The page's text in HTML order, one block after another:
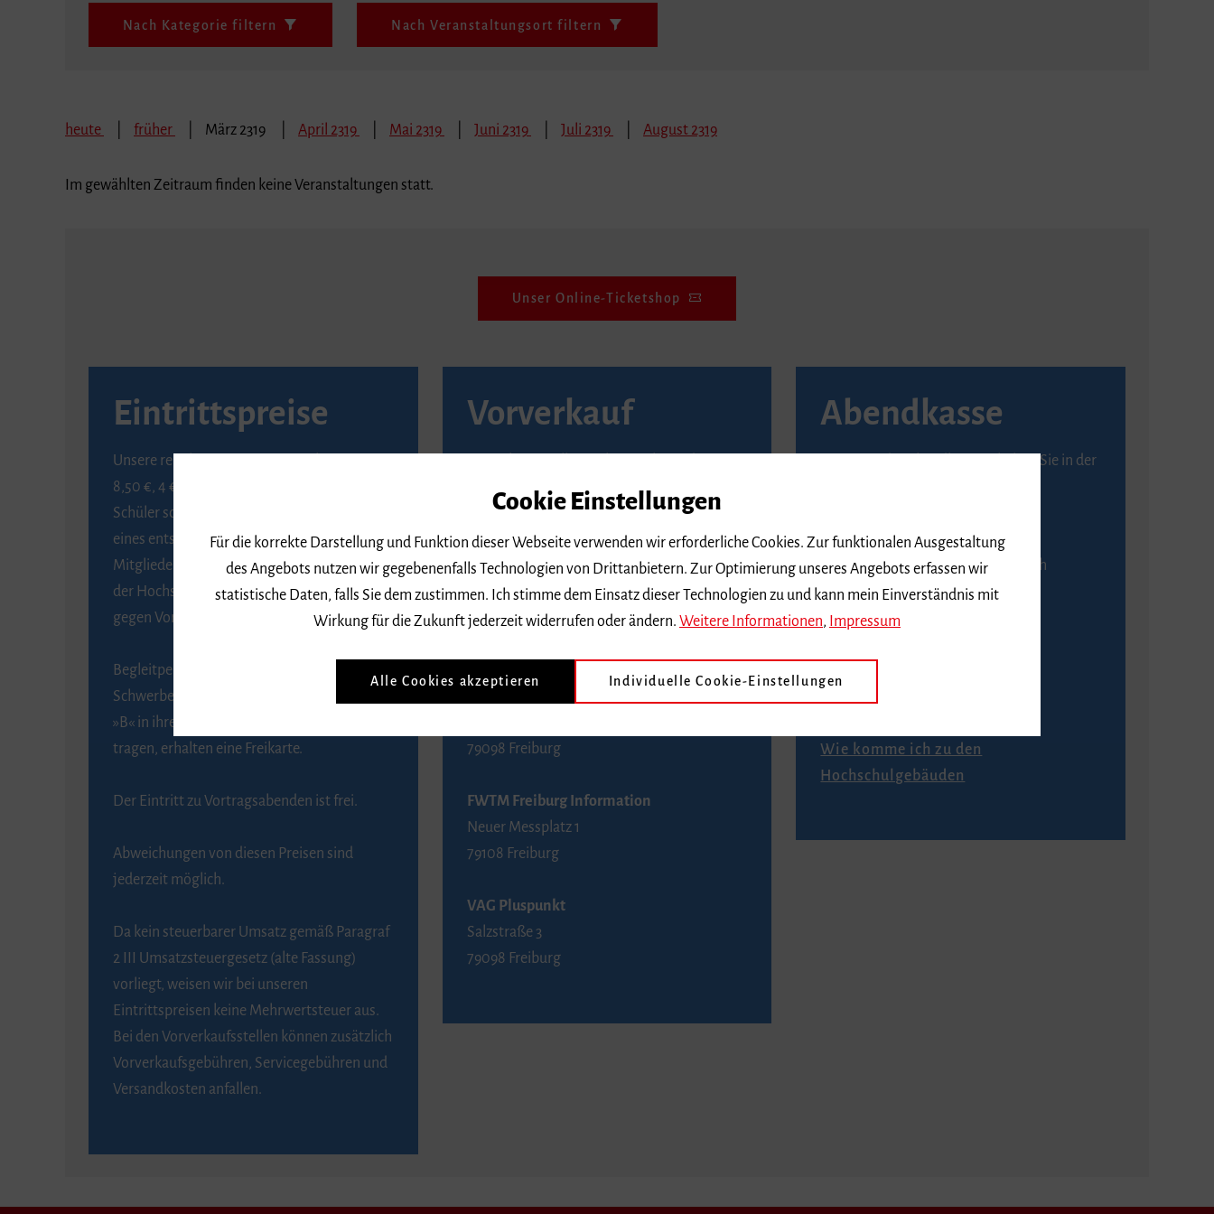
Nach Kategorie filtern Nach Veranstaltungsort filtern
heute früher März 2319 April 2319 Mai 2319 Juni 2319 Juli 2319 August 2319
Im gewählten Zeitraum finden keine Veranstaltungen statt.
Unser Online-Ticketshop
Eintrittspreise
Unsere regulären Eintrittspreise betragen
8,50 €, 4 € ermäßigt für Schülerinnen und
Schüler sowie Studierende gegen Vorlage
eines entsprechenden Nachweises, 6 € für
Mitglieder der Gesellschaft zur Förderung
der Hochschule für Musik Freiburg e. V.
gegen Vorlage des Mitgliedsausweises.
Begleitpersonen von Menschen mit
Schwerbehinderung, die das Merkzeichen
»B« in ihrem Schwerbehindertenausweis
tragen, erhalten eine Freikarte.
Der Eintritt zu Vortragsabenden ist frei.
Abweichungen von diesen Preisen sind
jederzeit möglich.
Da kein steuerbarer Umsatz gemäß Paragraf
2 III Umsatzsteuergesetz (alte Fassung)
vorliegt, weisen wir bei unseren
Eintrittspreisen keine Mehrwertsteuer aus.
Bei den Vorverkaufsstellen können zusätzlich
Vorverkaufsgebühren, Servicegebühren und
Versandkosten anfallen.
Vorverkauf
Seite von Reservix.
BZ-Kartenservice Freiburg
Kaiser-Joseph-Straße 229
79098 Freiburg
Telefon 0761 4968888 (Reservierungen sind
79098 Freiburg
FWTM Freiburg Information
Neuer Messplatz 1
79108 Freiburg
VAG Pluspunkt
Salzstraße 3
79098 Freiburg
Abendkasse
Karten an der Abendkasse erhalten Sie in der
An der Abendkasse ist ausschließlich
Barzahlung möglich.
Anfahrt
Wie komme ich zu den
Hochschulgebäuden
Cookie Einstellungen
Für die korrekte Darstellung und Funktion dieser Webseite verwenden wir erforderliche Cookies. Zur funktionalen Ausgestaltung
des Angebots nutzen wir gegebenenfalls Technologien von Drittanbietern. Zur Optimierung unseres Angebots erfassen wir
statistische Daten, falls Sie dem zustimmen. Ich stimme dem Einsatz dieser Technologien zu und kann mein Einverständnis mit
Wirkung für die Zukunft jederzeit widerrufen oder ändern. Weitere Informationen, Impressum
Alle Cookies akzeptieren Individuelle Cookie-Einstellungen